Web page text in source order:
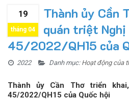
19
tháng 04
Thành ủy Cần
quán triệt
45/2022/QH15 của
2022 Danh mục: Hoạt động của
Thành ủy Cần Thơ triển
45/2022/QH15 của Quốc hội